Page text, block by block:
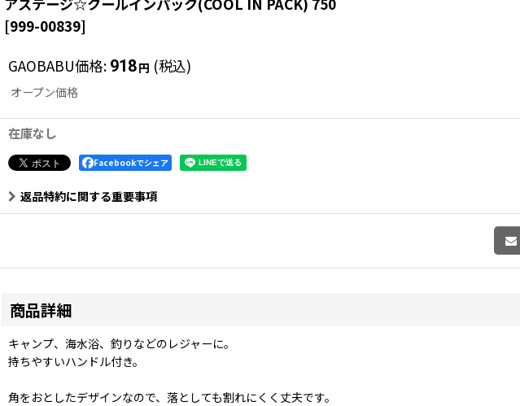
[999-00839]
GAOBABU価格: 918円 (税込)
オープン価格
在庫なし
Facebookでシェア
返品特約に関する重要事項
商品詳細
キャンプ、海水浴、釣りなどのレジャーに。
持ちやすいハンドル付き。
角をおとしたデザインなので、落としても割れにくく丈夫です。